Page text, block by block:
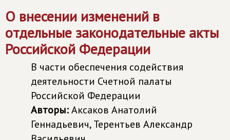
О внесении изменений в
отдельные законодательные акты
Российской Федерации
В части обеспечения содействия
деятельности Счетной палаты
Российской Федерации
Авторы:Аксаков Анатолий
Геннадьевич, Терентьев Александр